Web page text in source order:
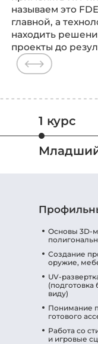
называем это
главной, а
находить
проекты до
1 курс
Основы 3D-
Создание
оружие,
UV-
виду)
Понимание
готового
Работа со
и игровые